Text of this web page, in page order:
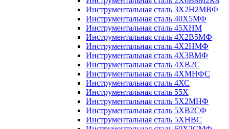
Инструментальная сталь 3Х2Н2МВФ
Инструментальная сталь 40Х5МФ
Инструментальная сталь 45ХНМ
Инструментальная сталь 4Х2В5МФ
Инструментальная сталь 4Х2НМФ
Инструментальная сталь 4Х3ВМФ
Инструментальная сталь 4ХВ2С
Инструментальная сталь 4ХМНФС
Инструментальная сталь 4ХС
Инструментальная сталь 55Х
Инструментальная сталь 5Х2МНФ
Инструментальная сталь 5ХВ2СФ
Инструментальная сталь 5ХНВС